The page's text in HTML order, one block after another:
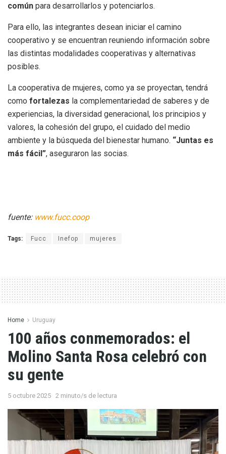
común para desarrollarlos y potenciarlos.
Para ello, las integrantes desean iniciar el camino
cooperativo y se encuentran reuniendo información sobre
las distintas modalidades cooperativas y alternativas
posibles.
La cooperativa de mujeres, como ya se proyectan, tendrá
como fortalezas la complementariedad de saberes y de
experiencias, la diversidad generacional, los principios y
valores, la cohesión del grupo, el cuidado del medio
ambiente y la búsqueda del bienestar humano. “Juntas es
más fácil”, aseguraron las socias.
fuente: www.fucc.coop
Tags: Fucc Inefop mujeres
Home Uruguay
100 años conmemorados: el
Molino Santa Rosa celebró con
su gente
5 octubre 2025 2 minuto/s de lectura